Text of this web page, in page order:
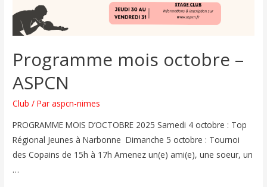
Programme mois octobre –
ASPCN
Club / Paraspcn-nimes
PROGRAMME MOIS D’OCTOBRE 2025 Samedi 4 octobre : Top
Régional Jeunes à Narbonne Dimanche 5 octobre : Tournoi
des Copains de 15h à 17h Amenez un(e) ami(e), une soeur, un
…